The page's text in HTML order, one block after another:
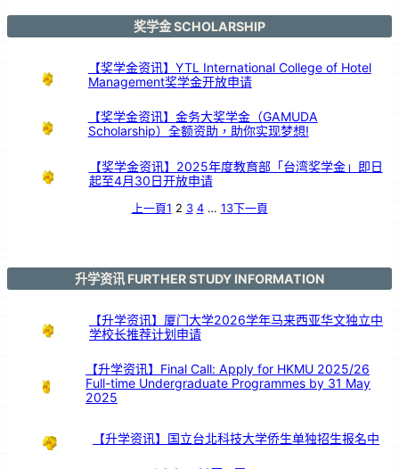
年
，
好
奖学金 SCHOLARSHIP
【奖学金资讯】YTL International College of Hotel
Management奖学金开放申请
【奖学金资讯】金务大奖学金（GAMUDA
Scholarship）全额资助，助你实现梦想!
【奖学金资讯】2025年度教育部「台湾奖学金」即日
起至4月30日开放申请
上一頁1 2 3 4 … 13下一頁
升学资讯 FURTHER STUDY INFORMATION
【升学资讯】厦门大学2026学年马来西亚华文独立中
学校长推荐计划申请
【升学资讯】Final Call: Apply for HKMU 2025/26
Full-time Undergraduate Programmes by 31 May
2025
【升学资讯】国立台北科技大学侨生单独招生报名中